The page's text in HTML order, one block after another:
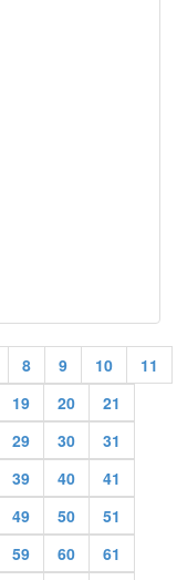
8 9 10
11
19 20
21
29 30
31
39 40
41
49 50
51
59 60 61